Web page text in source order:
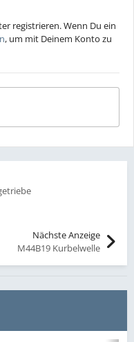
registrieren. Wenn Du ein
, um mit Deinem Konto zu
Nächste Anzeige
M44B19 Kurbelwelle